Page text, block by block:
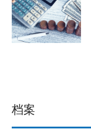
档案